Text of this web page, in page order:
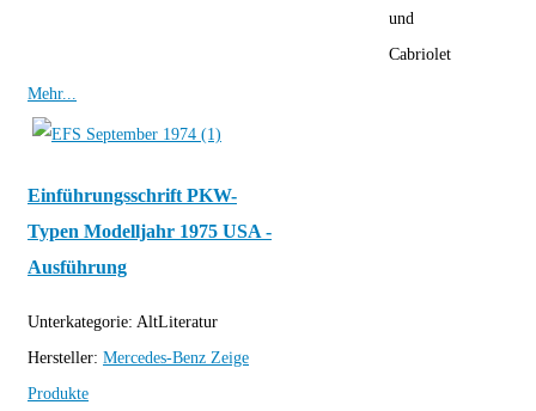
und
Cabriolet
Mehr...
Einführungsschrift PKW-
Typen Modelljahr 1975 USA -
Ausführung
Unterkategorie: AltLiteratur
Hersteller: Mercedes-Benz Zeige
Produkte